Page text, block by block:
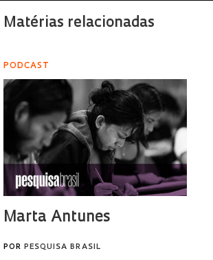
Matérias relacionadas
PODCAST
Marta Antunes
POR PESQUISA BRASIL